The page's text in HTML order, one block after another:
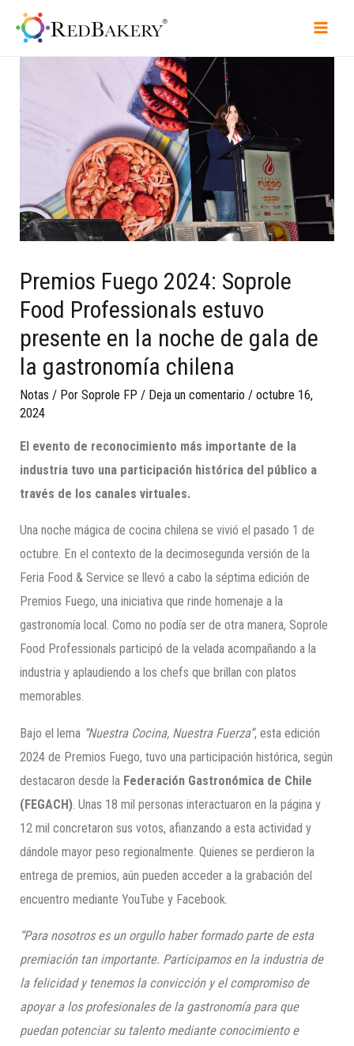
Premios Fuego 2024: Soprole
Food Professionals estuvo
presente en la noche de gala de
la gastronomía chilena
Notas / PorSoprole FP / Deja un comentario /octubre 16,
2024
El evento de reconocimiento más importante de la
industria tuvo una participación histórica del público a
través de los canales virtuales.
Una noche mágica de cocina chilena se vivió el pasado 1 de
octubre. En el contexto de la decimosegunda versión de la
Feria Food & Service se llevó a cabo la séptima edición de
Premios Fuego, una iniciativa que rinde homenaje a la
gastronomía local. Como no podía ser de otra manera, Soprole
Food Professionals participó de la velada acompañando a la
industria y aplaudiendo a los chefs que brillan con platos
memorables.
Bajo el lema “Nuestra Cocina, Nuestra Fuerza”, esta edición
2024 de Premios Fuego, tuvo una participación histórica, según
destacaron desde la Federación Gastronómica de Chile
(FEGACH). Unas 18 mil personas interactuaron en la página y
12 mil concretaron sus votos, afianzando a esta actividad y
dándole mayor peso regionalmente. Quienes se perdieron la
entrega de premios, aún pueden acceder a la grabación del
encuentro mediante YouTube y Facebook.
“Para nosotros es un orgullo haber formado parte de esta
premiación tan importante. Participamos en la industria de
la felicidad y tenemos la convicción y el compromiso de
apoyar a los profesionales de la gastronomía para que
puedan potenciar su talento mediante conocimiento e